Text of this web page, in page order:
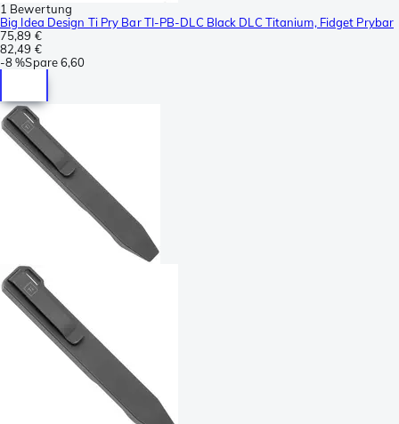
1 Bewertung
Big Idea Design Ti Pry Bar TI-PB-DLC Black DLC Titanium, Fidget Prybar
75,89 €
82,49 €
-8 %Spare6,60